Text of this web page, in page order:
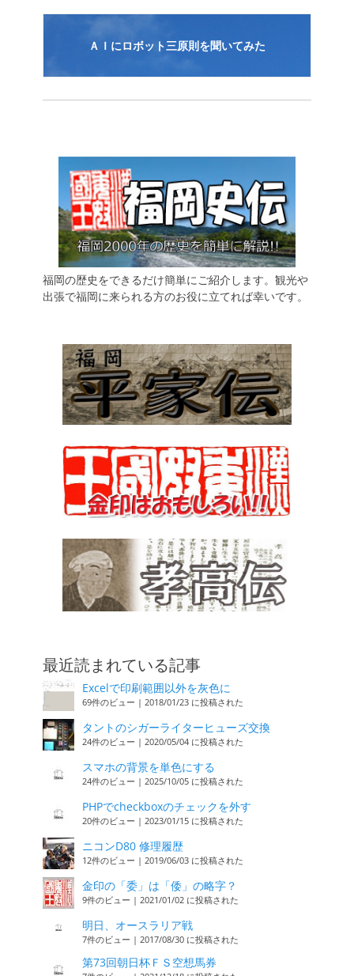
ＡＩにロボット三原則を聞いてみた
福岡の歴史をできるだけ簡単にご紹介します。観光や
出張で福岡に来られる方のお役に立てれば幸いです。
最近読まれている記事
Excelで印刷範囲以外を灰色に
69件のビュー | 2018/01/23 に投稿された
タントのシガーライターヒューズ交換
24件のビュー | 2020/05/04 に投稿された
スマホの背景を単色にする
24件のビュー | 2025/10/05 に投稿された
PHPでcheckboxのチェックを外す
20件のビュー | 2023/01/15 に投稿された
ニコンD80 修理履歴
12件のビュー | 2019/06/03 に投稿された
金印の「委」は「倭」の略字？
9件のビュー | 2021/01/02 に投稿された
明日、オースラリア戦
7件のビュー | 2017/08/30 に投稿された
第73回朝日杯ＦＳ空想馬券